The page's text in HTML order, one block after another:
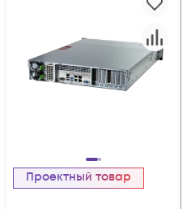
Проектный товар